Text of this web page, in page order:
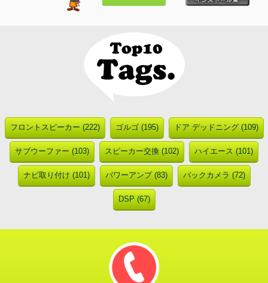
フロントスピーカー (222) ゴルゴ (195) ドア デッドニング (109)
サブウーファー (103) スピーカー交換 (102) ハイエース (101)
ナビ取り付け (101) パワーアンプ (83) バックカメラ (72)
DSP (67)